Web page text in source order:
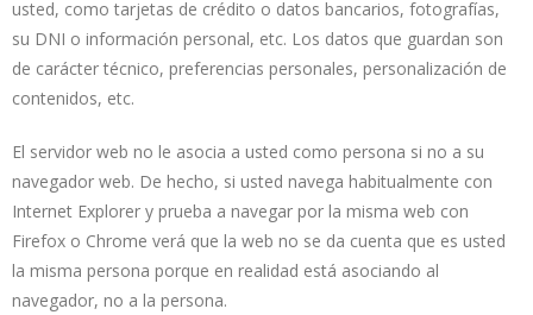
usted, como tarjetas de crédito o datos bancarios, fotografías,
su DNI o información personal, etc. Los datos que guardan son
de carácter técnico, preferencias personales, personalización de
contenidos, etc.
El servidor web no le asocia a usted como persona si no a su
navegador web. De hecho, si usted navega habitualmente con
Internet Explorer y prueba a navegar por la misma web con
Firefox o Chrome verá que la web no se da cuenta que es usted
la misma persona porque en realidad está asociando al
navegador, no a la persona.